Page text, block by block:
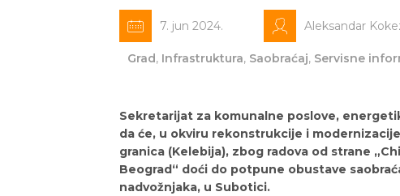
7. jun 2024. Aleksandar
Grad , Infrastruktura, Saobraćaj, Servisne
Sekretarijat za komunalne poslove,
da će, u okviru rekonstrukcije i
granica (Kelebija), zbog radova od strane
Beograd“ doći do potpune obustave
nadvožnjaka, u Subotici.